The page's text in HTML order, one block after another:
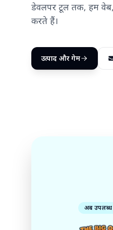
डेवलपर टूल तक, हम
करते हैं।
उत्पाद और गेम
अब उपलब्ध